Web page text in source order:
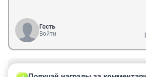
Гость
Войти
8 марта 2023, 06:51